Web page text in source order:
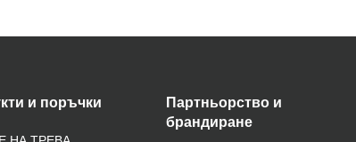
и поръчки
Партньорство и
брандиране